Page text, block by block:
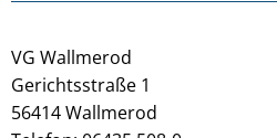
VG Wallmerod
Gerichtsstraße 1
56414 Wallmerod